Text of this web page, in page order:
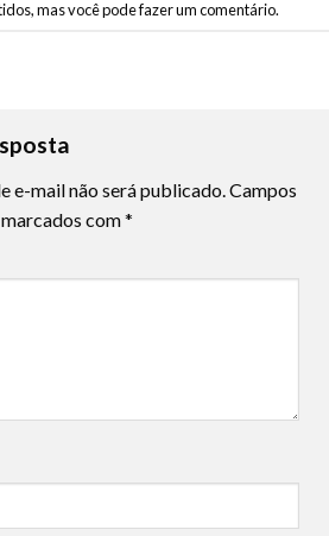
mas você podefazer um comentário.
e-mail não será publicado.Campos
com*